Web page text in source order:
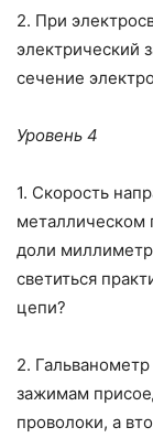
2. При
электрический
сечение
Уровень 4
1. Скорость
металлическом
доли
светиться
цепи?
2.
зажимам
проволоки, а